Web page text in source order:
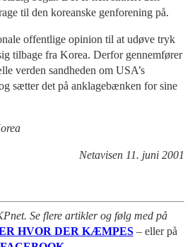
til den koreanske genforening på.
offentlige opinion til at udøve tryk
tilbage fra Korea. Derfor gennemfører
verden sandheden om USA’s
sætter det på anklagebænken for sine
Netavisen 11. juni 2001
Se flere artikler og følg med på
HVOR DER KÆMPES – eller på